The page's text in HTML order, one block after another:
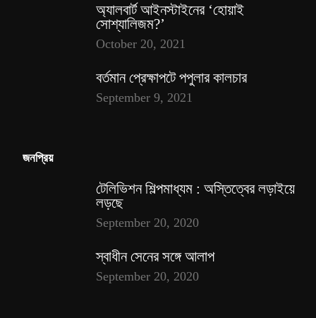
অ্যালবার্ট আইনস্টাইনের ‘হোয়াই
সোশ্যালিজম?’
October 20, 2021
বর্তমান প্রেক্ষাপটে পপুলার কালচার
September 9, 2021
জনপ্রিয়
টেলিভিশন শিল্পমাধ্যম : অস্তিত্বের লড়াইয়ে
লড়ছে
September 20, 2020
স্বাধীন সেনের সঙ্গে আলাপ
September 20, 2020